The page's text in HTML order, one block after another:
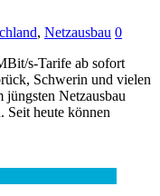
, Netzausbau 0
s-Tarife ab sofort
Schwerin und vielen
jüngsten Netzausbau
Seit heute können